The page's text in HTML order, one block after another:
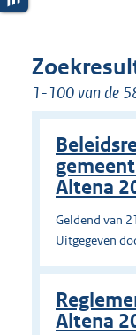
1-100 van de
Altena
Geldend van
Uitgegeven
Altena